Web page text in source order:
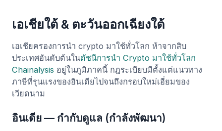
เอเชียใต้ & ตะวันออกเฉียงใต้
เอเชียครองการนำ crypto มาใช้ทั่วโลก ห้าจากสิบ
ประเทศอันดับต้นในดัชนีการนำ Crypto มาใช้ทั่วโลก
Chainalysis อยู่ในภูมิภาคนี้ กฎระเบียบมีตั้งแต่แนวทาง
ภาษีที่รุนแรงของอินเดียไปจนถึงกรอบใหม่เอี่ยมของ
เวียดนาม
อินเดีย — กำกับดูแล (กำลังพัฒนา)